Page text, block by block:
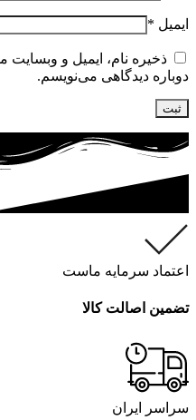
ایمیل *
ذخیره نام، ایمیل و
دوباره دیدگاهی می‌نویسم.
اعتماد سرمایه ماست
تضمین اصالت کالا
سراسر ایران